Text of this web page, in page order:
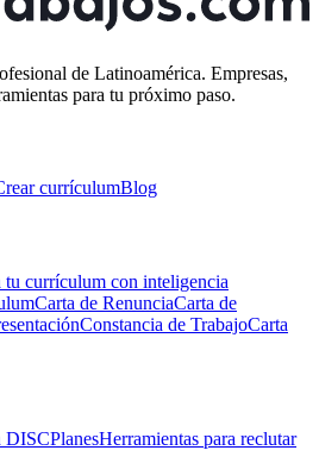
de Latinoamérica. Empresas,
para tu próximo paso.
currículumBlog
tu currículum con inteligencia
Carta de RenunciaCarta de
Constancia de TrabajoCarta
DISCPlanesHerramientas para reclutar